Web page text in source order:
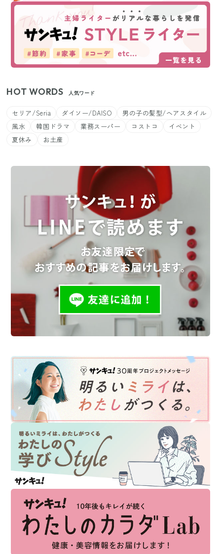
HOT WORDS 人気ワード
セリア/Seria ダイソー/DAISO
男の子の髪型/ヘアスタイル
風水
韓国ドラマ 業務スーパー コストコ
イベント
夏休み
お土産